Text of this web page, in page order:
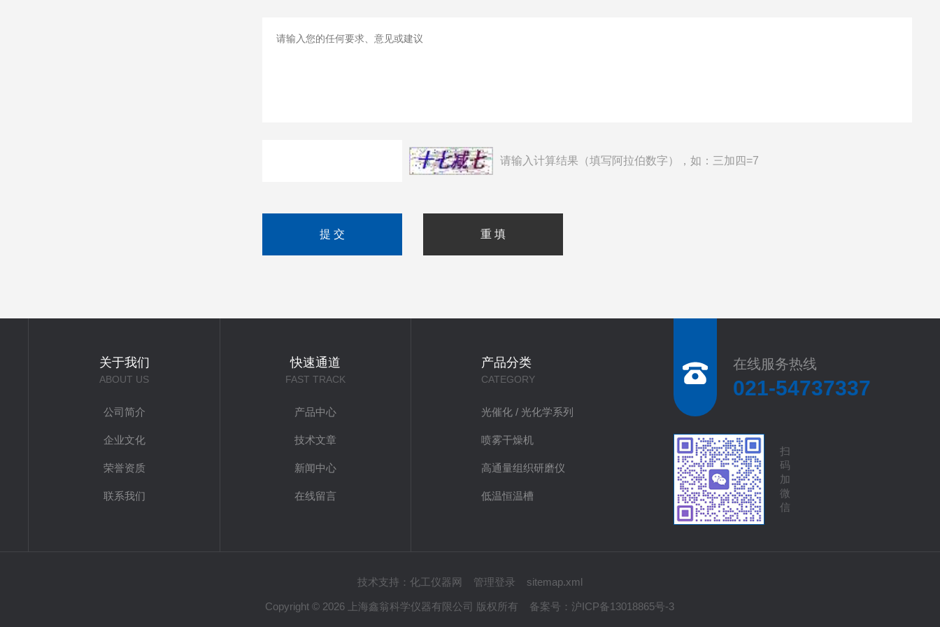
请输入计算结果（填写阿拉伯数字），如：三加四=7
关于我们
ABOUT US
公司简介
企业文化
荣誉资质
联系我们
快速通道
FAST TRACK
产品中心
技术文章
新闻中心
在线留言
产品分类
CATEGORY
光催化 / 光化学系列
喷雾干燥机
高通量组织研磨仪
低温恒温槽
在线服务热线
021-54737337
扫
码
加
微
信
技术支持： 化工仪器网 管理登录 sitemap.xml
Copyright © 2026 上海鑫翁科学仪器有限公司 版权所有 备案号： 沪ICP备13018865号-3